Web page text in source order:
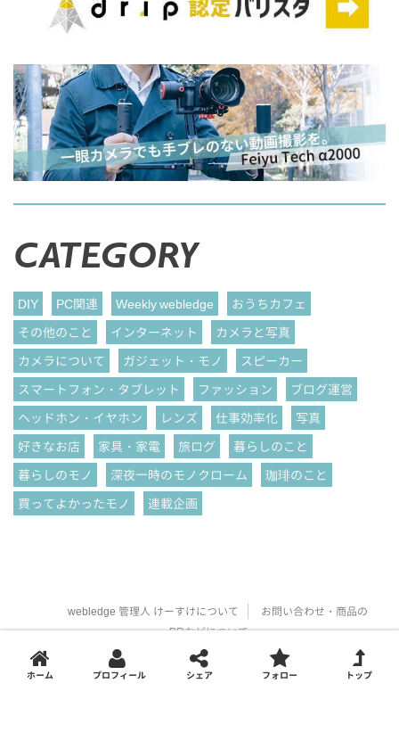
CATEGORY
DIY PC関連 Weekly webledge
おうちカフェ
その他のこと
インターネット
カメラと写真
カメラについて
ガジェット・モノ
スピーカー
スマートフォン・タブレット
ファッション
ブログ運営
ヘッドホン・イヤホン
レンズ 仕事効率化
写真
好きなお店
家具・家電 旅ログ
暮らしのこと
暮らしのモノ
深夜一時のモノクローム
珈琲のこと
買ってよかったモノ
連載企画
webledge 管理人 けーすけについて
お問い合わせ・商品の
PRなどについて
カメラ・ガジェット・旅好き20代男子の
ホーム プロフィール シェア フォロー トップ